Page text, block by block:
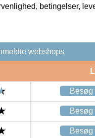
betingelser,
webshops
Besøg
Besøg
Besøg